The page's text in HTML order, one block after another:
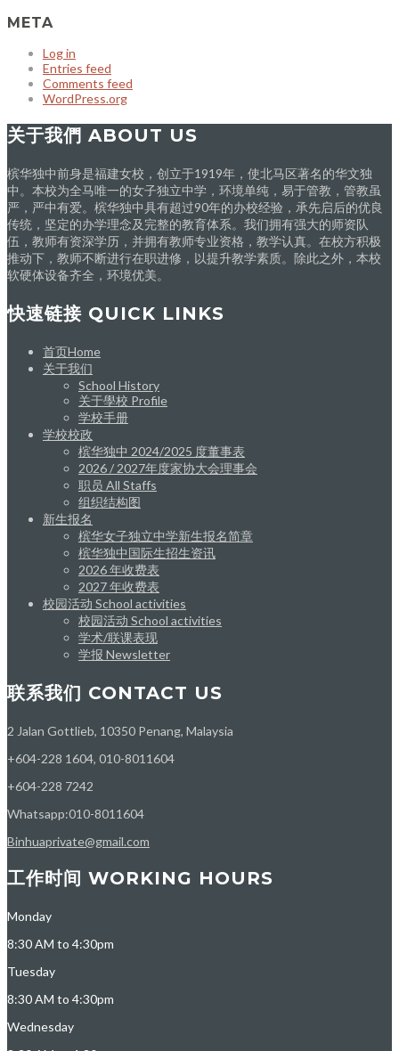
META
Log in
Entries feed
Comments feed
WordPress.org
关于我們 ABOUT US
槟华独中前身是福建女校，创立于1919年，使北马区著名的华文独
中。本校为全马唯一的女子独立中学，环境单纯，易于管教，管教虽
严，严中有爱。槟华独中具有超过90年的办校经验，承先启后的优良
传统，坚定的办学理念及完整的教育体系。我们拥有强大的师资队
伍，教师有资深学历，并拥有教师专业资格，教学认真。在校方积极
推动下，教师不断进行在职进修，以提升教学素质。除此之外，本校
软硬体设备齐全，环境优美。
快速链接 QUICK LINKS
首页Home
关于我们
School History
关于學校 Profile
学校手册
学校校政
槟华独中 2024/2025 度董事表
2026 / 2027年度家协大会理事会
职员 All Staffs
组织结构图
新生报名
槟华女子独立中学新生报名简章
槟华独中国际生招生资讯
2026 年收费表
2027 年收费表
校园活动 School activities
校园活动 School activities
学术/联课表现
学报 Newsletter
联系我们 CONTACT US
2 Jalan Gottlieb, 10350 Penang, Malaysia
+604-228 1604, 010-8011604
+604-228 7242
Whatsapp:010-8011604
Binhuaprivate@gmail.com
工作时间 WORKING HOURS
Monday
8:30 AM to 4:30pm
Tuesday
8:30 AM to 4:30pm
Wednesday